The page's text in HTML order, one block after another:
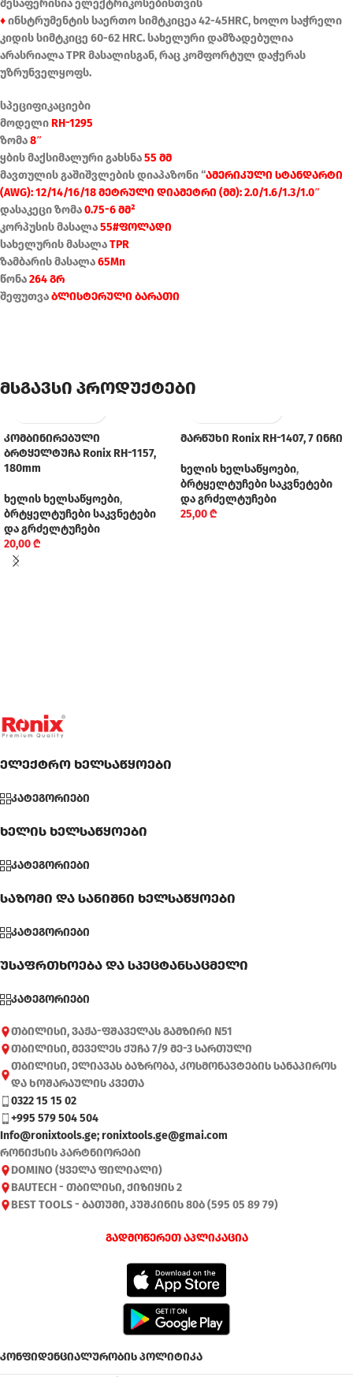
შესაფერისია ელექტრიკოსებისთვის
♦ინსტრუმენტის საერთო სიმტკიცეა 42-45HRC, ხოლო საჭრელი
კიდის სიმტკიცე 60-62 HRC. სახელური დამზადებულია
არასრიალა TPR მასალისგან, რაც კომფორტულ დაჭერას
უზრუნველყოფს.
სპეციფიკაციები
მოდელიRH-1295
ზომა8″
ყბის მაქსიმალური გახსნა55 მმ
მავთულის გაშიშვლების დიაპაზონი “ამერიკული სტანდარტი
(AWG): 12/14/16/18 მეტრული დიამეტრი (მმ): 2.0/1.6/1.3/1.0″
დასაკეცი ზომა0.75-6 მმ²
კორპუსის მასალა55#ფოლადი
სახელურის მასალაTPR
ზამბარის მასალა65Mn
წონა264 გრ
შეფუთვაბლისტერული ბარათი
მსგავსი პროდუქტები
კომბინირებული
ბრტყელტუჩა Ronix RH-1157,
180mm
ხელის ხელსაწყოები,
ბრტყელტუჩები საკვნეტები
და გრძელტუჩები
20,00₾
მარწუხი Ronix RH-1407, 7 ინჩი
ხელის ხელსაწყოები,
ბრტყელტუჩები საკვნეტები
და გრძელტუჩები
25,00₾
ელექტრო ხელსაწყოები
კატეგორიები
ხელის ხელსაწყოები
კატეგორიები
საზომი და სანიშნი ხელსაწყოები
კატეგორიები
უსაფრთხოება და სპეცტანსაცმელი
კატეგორიები
თბილისი, ვაჟა-ფშაველას გამზირი N51
თბილისი, მეველეს ქუჩა 7/9 მე-3 სართული
თბილისი, ელიავას ბაზრობა, კოსმონავტების სანაპიროს
და ხოშარაულის კვეთა
0322 15 15 02
+995 579 504 504
Info@ronixtools.ge; ronixtools.ge@gmai.com
რონიქსის პარტნიორები
DOMINO (ყველა ფილიალი)
BAUTECH - თბილისი, ქიზიყის 2
BEST TOOLS - ბათუმი, პუშკინის 80ბ (595 05 89 79)
გადმოწერეთ აპლიკაცია
კონფიდენციალურობის პოლიტიკა